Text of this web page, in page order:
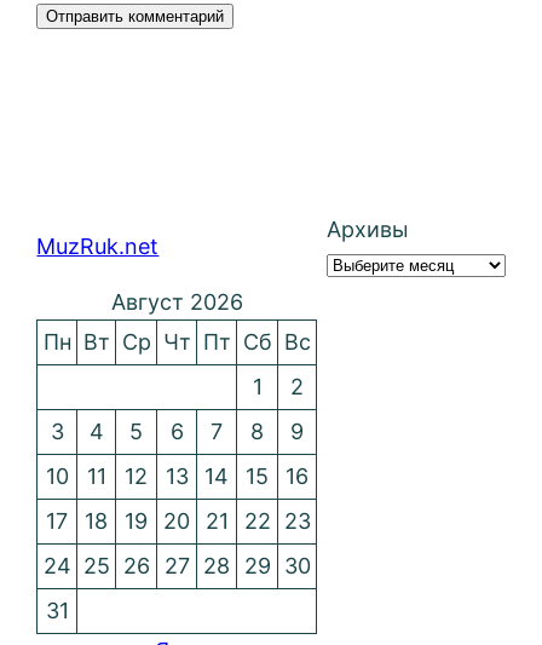
MuzRuk.net
Архивы
Август 2026
Пн Вт Ср Чт Пт Сб Вс
1
2
3
4 5 6 7 8
9
10
11 12 13 14 15
16
17
18 19 20 21 22
23
24 25 26 27 28 29
30
31